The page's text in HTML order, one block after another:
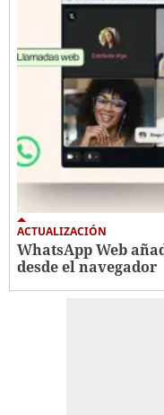
ACTUALIZACIÓN
WhatsApp Web
desde el navegador